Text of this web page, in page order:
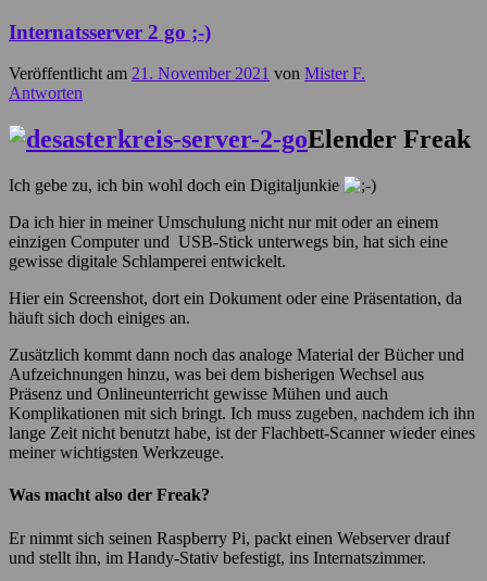
Internatsserver 2 go ;-)
Veröffentlicht am 21. November 2021 von Mister F.
Antworten
Elender Freak
Ich gebe zu, ich bin wohl doch ein Digitaljunkie
Da ich hier in meiner Umschulung nicht nur mit oder an einem
einzigen Computer und USB-Stick unterwegs bin, hat sich eine
gewisse digitale Schlamperei entwickelt.
Hier ein Screenshot, dort ein Dokument oder eine Präsentation, da
häuft sich doch einiges an.
Zusätzlich kommt dann noch das analoge Material der Bücher und
Aufzeichnungen hinzu, was bei dem bisherigen Wechsel aus
Präsenz und Onlineunterricht gewisse Mühen und auch
Komplikationen mit sich bringt. Ich muss zugeben, nachdem ich ihn
lange Zeit nicht benutzt habe, ist der Flachbett-Scanner wieder eines
meiner wichtigsten Werkzeuge.
Was macht also der Freak?
Er nimmt sich seinen Raspberry Pi, packt einen Webserver drauf
und stellt ihn, im Handy-Stativ befestigt, ins Internatszimmer.